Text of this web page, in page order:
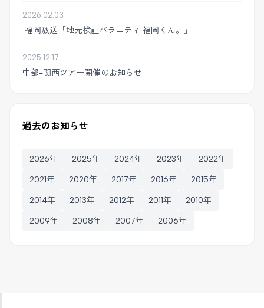
2026.02.03
福岡放送「地元検証バラエティ 福岡くん。」
2025.12.17
中部-関西ツアー開催のお知らせ
過去のお知らせ
2026年 2025年 2024年 2023年 2022年
2021年 2020年 2017年 2016年 2015年
2014年 2013年 2012年 2011年 2010年
2009年 2008年 2007年 2006年